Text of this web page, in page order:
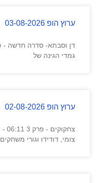
ערוץ הופ 03-08-2026
גמדי הגינה של
ערוץ הופ 02-08-2026
צומי, דודידו וגורי משחקים